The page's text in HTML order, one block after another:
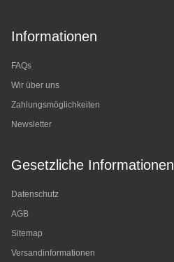
Informationen
FAQs
Wir über uns
Zahlungsmöglichkeiten
Newsletter
Gesetzliche Informationen
Datenschutz
AGB
Sitemap
Versandinformationen